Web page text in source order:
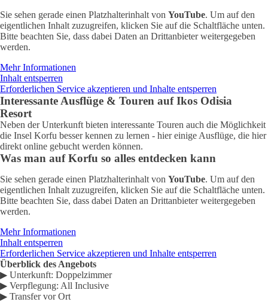
Sie sehen gerade einen Platzhalterinhalt von YouTube. Um auf den
eigentlichen Inhalt zuzugreifen, klicken Sie auf die Schaltfläche unten.
Bitte beachten Sie, dass dabei Daten an Drittanbieter weitergegeben
werden.
Mehr Informationen
Inhalt entsperren
Erforderlichen Service akzeptieren und Inhalte entsperren
Interessante Ausflüge & Touren auf Ikos Odisia
Resort
Neben der Unterkunft bieten interessante Touren auch die Möglichkeit
die Insel Korfu besser kennen zu lernen - hier einige Ausflüge, die hier
direkt online gebucht werden können.
Was man auf Korfu so alles entdecken kann
Sie sehen gerade einen Platzhalterinhalt von YouTube. Um auf den
eigentlichen Inhalt zuzugreifen, klicken Sie auf die Schaltfläche unten.
Bitte beachten Sie, dass dabei Daten an Drittanbieter weitergegeben
werden.
Mehr Informationen
Inhalt entsperren
Erforderlichen Service akzeptieren und Inhalte entsperren
Überblick des Angebots
▶ Unterkunft: Doppelzimmer
▶ Verpflegung: All Inclusive
▶ Transfer vor Ort